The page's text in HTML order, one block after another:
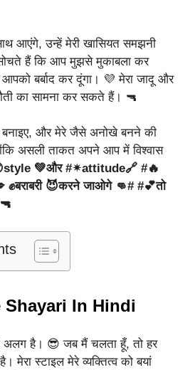
आएंगे, उन्हें मेरी खासियत समझनी
हैं कि आप मुझसे मुकाबला कर
बर्बाद कर दूंगा। 💜 मेरा जादू और
का सामना कर सकते हैं। 🔫
बनाइए, और मेरे जैसे अनोखे बनने की
असली ताकत अपने आप में विश्वास
💚और #✴attitude🔗 #🔥
😈करने जाओगे 👊# #💕तो
In Hindi
अलग है। 😎 जब मैं चलता हूँ, तो हर
मेरा स्टाइल मेरे व्यक्तित्व को बयां